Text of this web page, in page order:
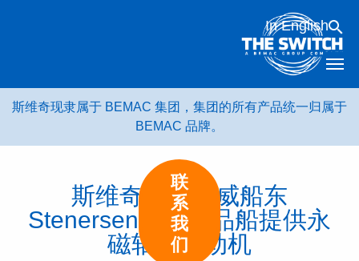
容
联
系
我
们
In English
斯维奇现隶属于 BEMAC 集团，集团的所有产品统一归属于
BEMAC 品牌。
斯维奇将为挪威船东
Stenersen的化学品船提供永
磁轴带发动机